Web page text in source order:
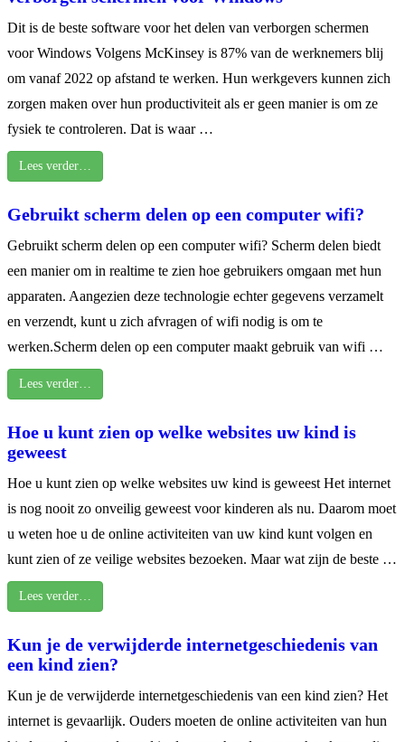
Dit is de beste software voor het delen van verborgen schermen
voor Windows Volgens McKinsey is 87% van de werknemers blij
om vanaf 2022 op afstand te werken. Hun werkgevers kunnen zich
zorgen maken over hun productiviteit als er geen manier is om ze
fysiek te controleren. Dat is waar …
Lees verder…
Gebruikt scherm delen op een computer wifi?
Gebruikt scherm delen op een computer wifi? Scherm delen biedt
een manier om in realtime te zien hoe gebruikers omgaan met hun
apparaten. Aangezien deze technologie echter gegevens verzamelt
en verzendt, kunt u zich afvragen of wifi nodig is om te
werken.Scherm delen op een computer maakt gebruik van wifi …
Lees verder…
Hoe u kunt zien op welke websites uw kind is
geweest
Hoe u kunt zien op welke websites uw kind is geweest Het internet
is nog nooit zo onveilig geweest voor kinderen als nu. Daarom moet
u weten hoe u de online activiteiten van uw kind kunt volgen en
kunt zien of ze veilige websites bezoeken. Maar wat zijn de beste …
Lees verder…
Kun je de verwijderde internetgeschiedenis van
een kind zien?
Kun je de verwijderde internetgeschiedenis van een kind zien? Het
internet is gevaarlijk. Ouders moeten de online activiteiten van hun